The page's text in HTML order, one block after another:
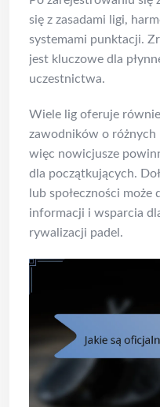
się z zasadami ligi,
systemami punktacji.
jest kluczowe dla
uczestnictwa.
Wiele lig oferuje
zawodników o różnych
więc nowicjusze
dla początkujących.
lub społeczności może
informacji i wsparcia
rywalizacji padel.